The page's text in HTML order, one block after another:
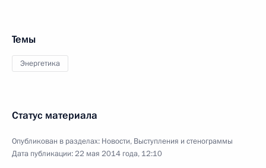
Темы
Энергетика
Статус материала
Опубликован в разделах: Новости, Выступления и стенограммы
Дата публикации:22 мая 2014 года, 12:10